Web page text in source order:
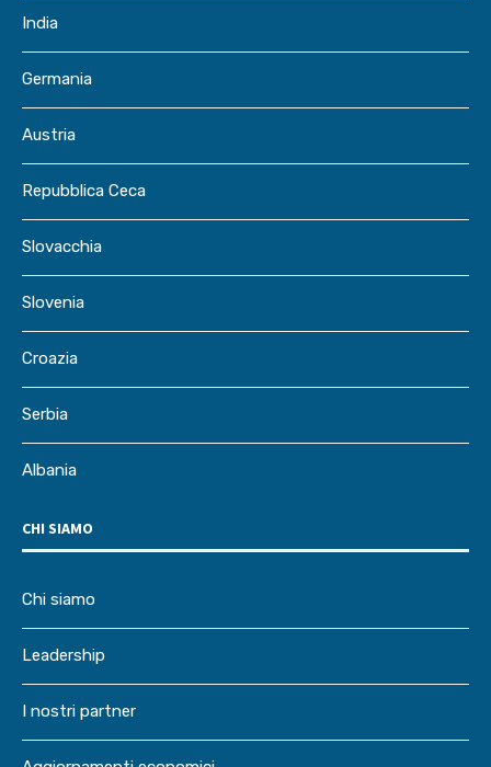
India
Germania
Austria
Repubblica Ceca
Slovacchia
Slovenia
Croazia
Serbia
Albania
CHI SIAMO
Chi siamo
Leadership
I nostri partner